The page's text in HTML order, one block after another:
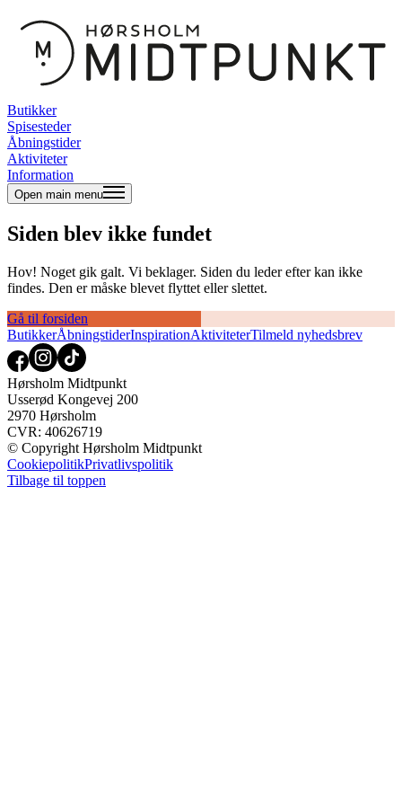
Butikker
Spisesteder
Åbningstider
Aktiviteter
Information
Open main menu
Siden blev ikke fundet
Hov! Noget gik galt. Vi beklager. Siden du leder efter kan ikke
findes. Den er måske blevet flyttet eller slettet.
Gå til forsiden
ButikkerÅbningstiderInspirationAktiviteterTilmeld nyhedsbrev
Hørsholm Midtpunkt
Usserød Kongevej 200
2970 Hørsholm
CVR: 40626719
© Copyright Hørsholm Midtpunkt
CookiepolitikPrivatlivspolitik
Tilbage til toppen